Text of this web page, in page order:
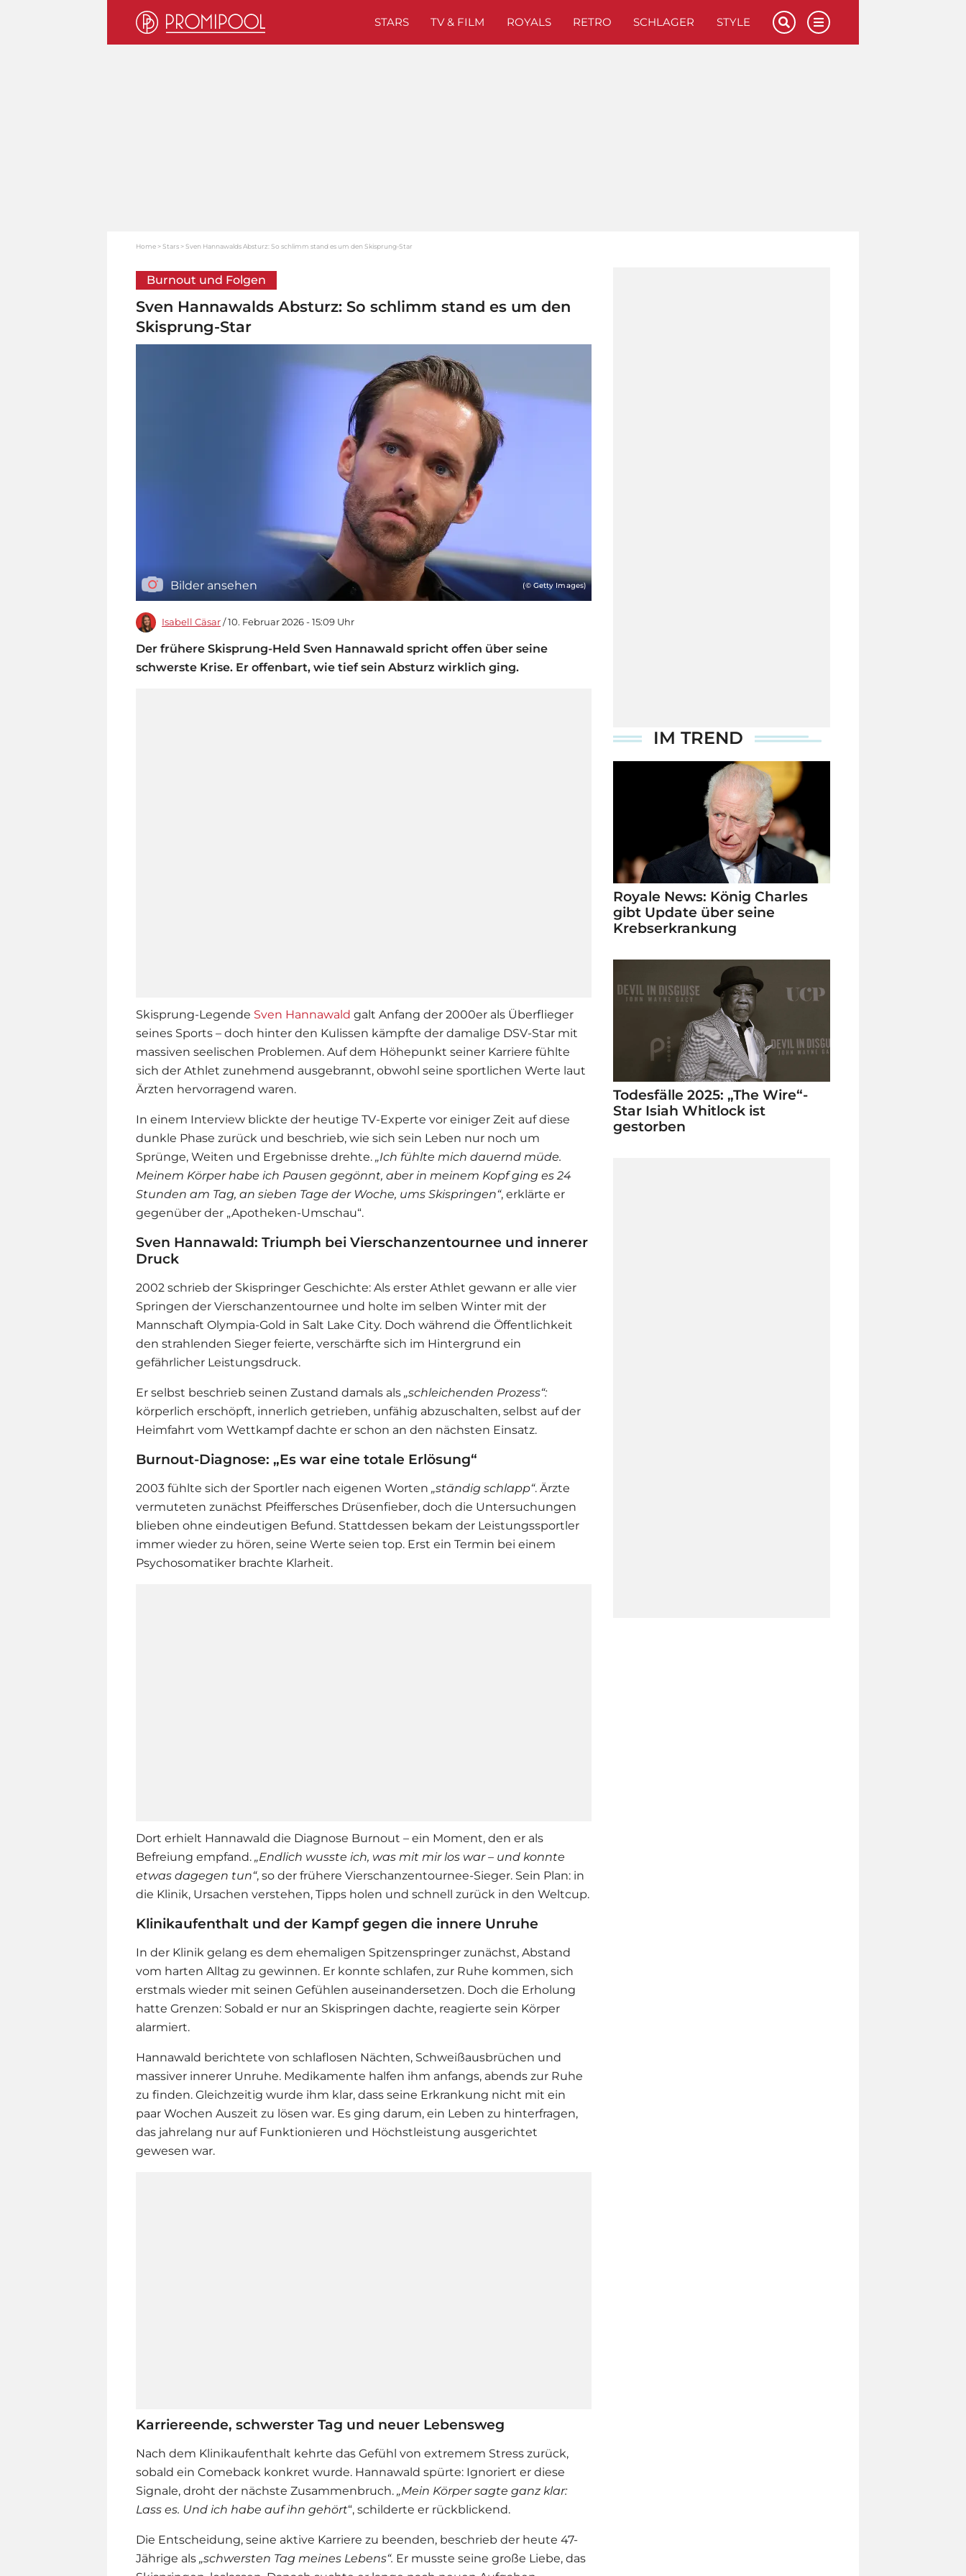
STARS TV & FILM ROYALS RETRO SCHLAGER STYLE
Home Stars Sven Hannawalds Absturz: So schlimm stand es um den Skisprung-Star
Burnout und Folgen
Sven Hannawalds Absturz: So schlimm stand es um den
Skisprung-Star
Bilder ansehen (© Getty Images)
Isabell Cäsar / 10. Februar 2026 - 15:09 Uhr
Der frühere Skisprung-Held Sven Hannawald spricht offen über seine
schwerste Krise. Er offenbart, wie tief sein Absturz wirklich ging.
Skisprung-Legende Sven Hannawald galt Anfang der 2000er als Überflieger
seines Sports – doch hinter den Kulissen kämpfte der damalige DSV-Star mit
massiven seelischen Problemen. Auf dem Höhepunkt seiner Karriere fühlte
sich der Athlet zunehmend ausgebrannt, obwohl seine sportlichen Werte laut
Ärzten hervorragend waren.
In einem Interview blickte der heutige TV-Experte vor einiger Zeit auf diese
dunkle Phase zurück und beschrieb, wie sich sein Leben nur noch um
Sprünge, Weiten und Ergebnisse drehte. „Ich fühlte mich dauernd müde.
Meinem Körper habe ich Pausen gegönnt, aber in meinem Kopf ging es 24
Stunden am Tag, an sieben Tage der Woche, ums Skispringen“, erklärte er
gegenüber der „Apotheken-Umschau“.
Sven Hannawald: Triumph bei Vierschanzentournee und innerer
Druck
2002 schrieb der Skispringer Geschichte: Als erster Athlet gewann er alle vier
Springen der Vierschanzentournee und holte im selben Winter mit der
Mannschaft Olympia-Gold in Salt Lake City. Doch während die Öffentlichkeit
den strahlenden Sieger feierte, verschärfte sich im Hintergrund ein
gefährlicher Leistungsdruck.
Er selbst beschrieb seinen Zustand damals als „schleichenden Prozess“:
körperlich erschöpft, innerlich getrieben, unfähig abzuschalten, selbst auf der
Heimfahrt vom Wettkampf dachte er schon an den nächsten Einsatz.
Burnout-Diagnose: „Es war eine totale Erlösung“
2003 fühlte sich der Sportler nach eigenen Worten „ständig schlapp“. Ärzte
vermuteten zunächst Pfeiffersches Drüsenfieber, doch die Untersuchungen
blieben ohne eindeutigen Befund. Stattdessen bekam der Leistungssportler
immer wieder zu hören, seine Werte seien top. Erst ein Termin bei einem
Psychosomatiker brachte Klarheit.
Dort erhielt Hannawald die Diagnose Burnout – ein Moment, den er als
Befreiung empfand. „Endlich wusste ich, was mit mir los war – und konnte
etwas dagegen tun“, so der frühere Vierschanzentournee-Sieger. Sein Plan: in
die Klinik, Ursachen verstehen, Tipps holen und schnell zurück in den Weltcup.
Klinikaufenthalt und der Kampf gegen die innere Unruhe
In der Klinik gelang es dem ehemaligen Spitzenspringer zunächst, Abstand
vom harten Alltag zu gewinnen. Er konnte schlafen, zur Ruhe kommen, sich
erstmals wieder mit seinen Gefühlen auseinandersetzen. Doch die Erholung
hatte Grenzen: Sobald er nur an Skispringen dachte, reagierte sein Körper
alarmiert.
Hannawald berichtete von schlaflosen Nächten, Schweißausbrüchen und
massiver innerer Unruhe. Medikamente halfen ihm anfangs, abends zur Ruhe
zu finden. Gleichzeitig wurde ihm klar, dass seine Erkrankung nicht mit ein
paar Wochen Auszeit zu lösen war. Es ging darum, ein Leben zu hinterfragen,
das jahrelang nur auf Funktionieren und Höchstleistung ausgerichtet
gewesen war.
Karriereende, schwerster Tag und neuer Lebensweg
Nach dem Klinikaufenthalt kehrte das Gefühl von extremem Stress zurück,
sobald ein Comeback konkret wurde. Hannawald spürte: Ignoriert er diese
Signale, droht der nächste Zusammenbruch. „Mein Körper sagte ganz klar:
Lass es. Und ich habe auf ihn gehört“, schilderte er rückblickend.
Die Entscheidung, seine aktive Karriere zu beenden, beschrieb der heute 47-
Jährige als „schwersten Tag meines Lebens“. Er musste seine große Liebe, das
IM TREND
Royale News: König Charles
gibt Update über seine
Krebserkrankung
Todesfälle 2025: „The Wire“-
Star Isiah Whitlock ist
gestorben